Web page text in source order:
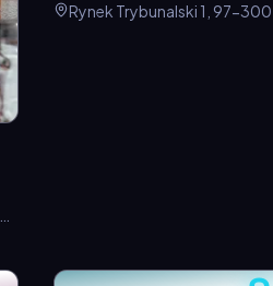
Rynek Trybunalski 1, 97-